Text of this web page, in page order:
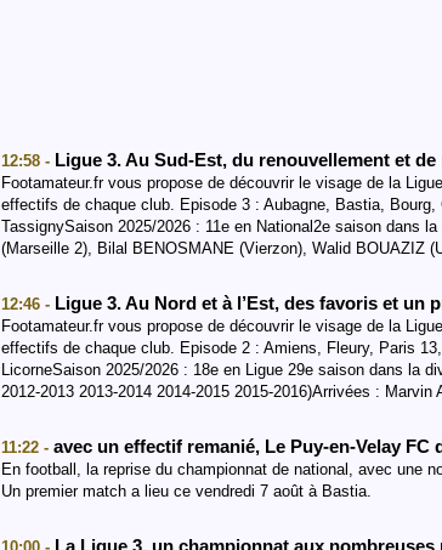
12:58 - Ligue 3. Au Sud-Est, du renouvellement et
Footamateur.fr vous propose de découvrir le visage de la
effectifs de chaque club. Episode 3 : Aubagne, Bastia,
TassignySaison 2025/2026 : 11e en National2e saison dans
(Marseille 2), Bilal BENOSMANE (Vierzon), Walid BOUAZIZ
12:46 - Ligue 3. Au Nord et à l’Est, des favoris et un
Footamateur.fr vous propose de découvrir le visage de la
effectifs de chaque club. Episode 2 : Amiens, Fleury, Paris
LicorneSaison 2025/2026 : 18e en Ligue 29e saison dans la
2012-2013 2013-2014 2014-2015 2015-2016)Arrivées :
11:22 - avec un effectif remanié, Le Puy-en-Velay FC
En football, la reprise du championnat de national, avec une
Un premier match a lieu ce vendredi 7 août à Bastia.